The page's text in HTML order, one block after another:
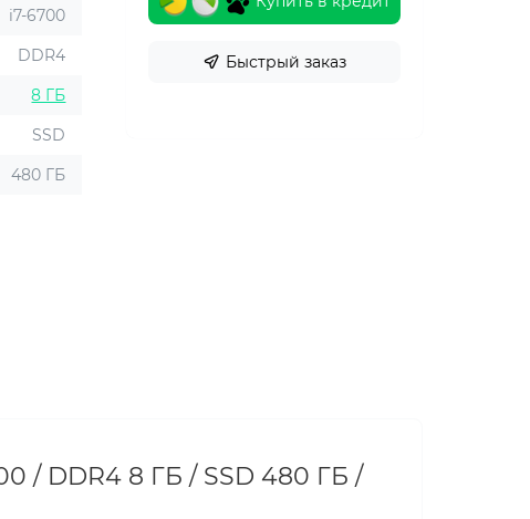
i7-6700
DDR4
8 ГБ
SSD
480 ГБ
Быстрый заказ
/ DDR4 8 ГБ / SSD 480 ГБ /